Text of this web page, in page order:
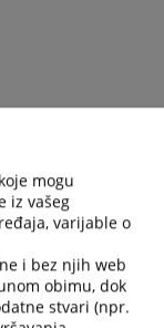
mogu
iz vašeg
varijable o
i bez njih web
obimu, dok
stvari (npr.